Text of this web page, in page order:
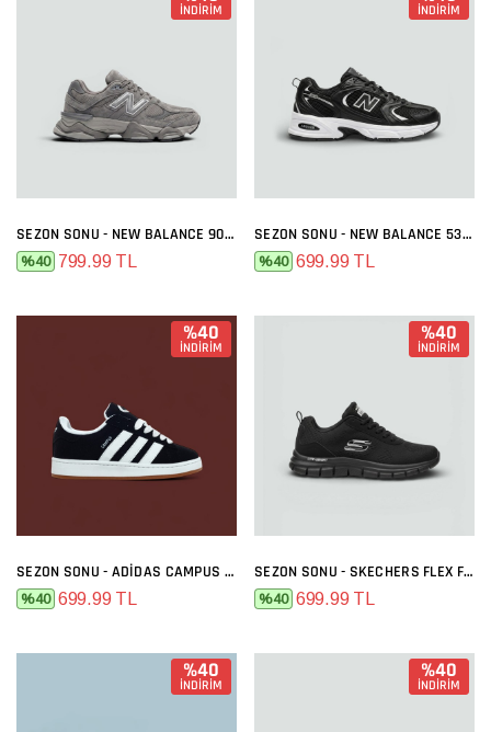
İNDİRİM
SEZON SONU - NEW BALANCE 9060 GRI FÜME
%40 799.99 TL
İNDİRİM
SEZON SONU - NEW BALANCE 530 SIYAH BEYAZ
%40 699.99 TL
%40
İNDİRİM
SEZON SONU - ADIDAS CAMPUS SIYAH BEYAZ
%40 699.99 TL
%40
İNDİRİM
SEZON SONU - SKECHERS FLEX FULL SIYAH
%40 699.99 TL
%40
İNDİRİM
%40
İNDİRİM